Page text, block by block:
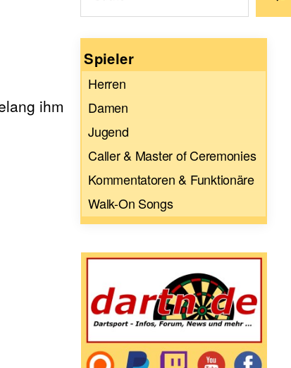
ihm
Spieler
Herren
Damen
Jugend
Caller & Master of Ceremonies
Kommentatoren & Funktionäre
Walk-On Songs